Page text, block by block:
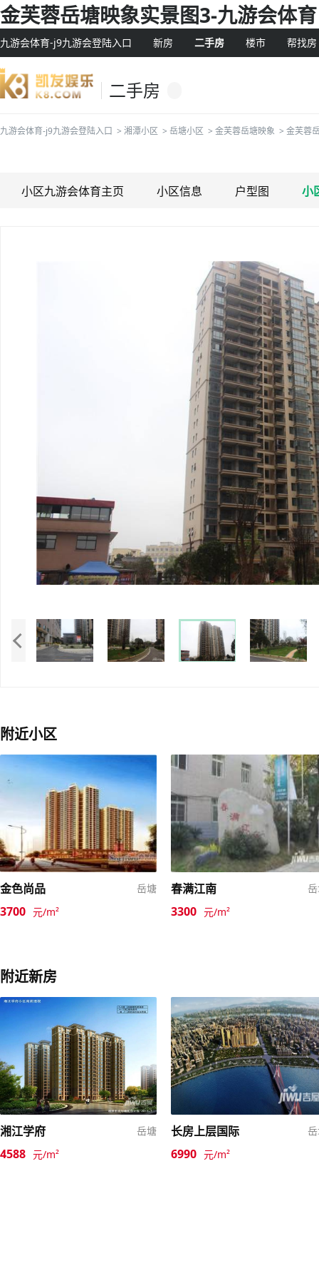
金芙蓉岳塘映象实景图3-九游会体育
九游会体育-j9九游会登陆入口 新房 二手房 楼市 帮找房
二手房
九游会体育-j9九游会登陆入口 > 湘潭小区 > 岳塘小区 > 金芙蓉岳塘映象 > 金芙蓉
小区九游会体育主页 小区信息 户型图 小
附近小区
金色尚品 岳塘
3700 元/m²
春满江南
3300 元/m²
附近新房
湘江学府 岳塘
4588 元/m²
长房上层国际
6990 元/m²